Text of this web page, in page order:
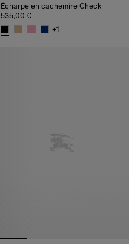
Écharpe en cachemire Check
535,00 €
+1